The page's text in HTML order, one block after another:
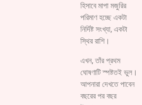
হিসাবে মাপা মজুরির
পরিমাণ হচ্ছে একটা
নির্দিষ্ট সংখ্যা, একটা
স্থির রাশি।
এখন, তাঁর প্রথম
ঘোষণাটি স্পষ্টতই ভুল।
আপনারা দেখতে পাবেন
বছরের পর বছর